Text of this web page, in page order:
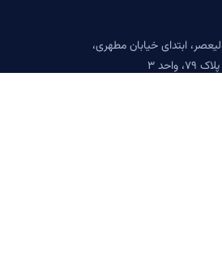
ابتدای خیابان مطهری،
واحد ۳